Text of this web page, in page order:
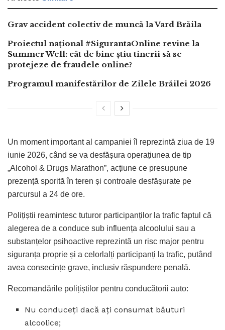
Grav accident colectiv de muncă la Vard Brăila
Proiectul național #SigurantaOnline revine la
Summer Well: cât de bine știu tinerii să se
protejeze de fraudele online?
Programul manifestărilor de Zilele Brăilei 2026
Un moment important al campaniei îl reprezintă ziua de 19
iunie 2026, când se va desfășura operațiunea de tip
„Alcohol & Drugs Marathon”, acțiune ce presupune
prezență sporită în teren și controale desfășurate pe
parcursul a 24 de ore.
Polițiștii reamintesc tuturor participanților la trafic faptul că
alegerea de a conduce sub influența alcoolului sau a
substanțelor psihoactive reprezintă un risc major pentru
siguranța proprie și a celorlalți participanți la trafic, putând
avea consecințe grave, inclusiv răspundere penală.
Recomandările polițiștilor pentru conducătorii auto:
Nu conduceți dacă ați consumat băuturi
alcoolice;